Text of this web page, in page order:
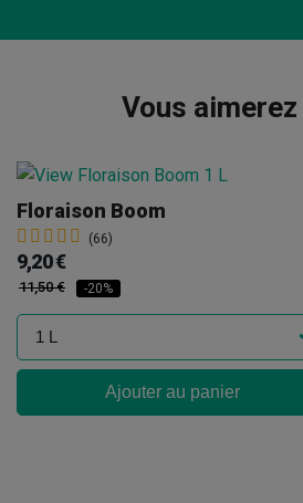
Vous
Floraison Boom
(66)
9,20 €
11,50 € -20%
Ajouter au panier